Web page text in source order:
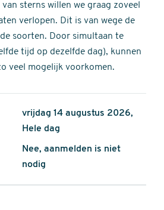
sterns willen we graag zoveel
verlopen. Dit is van wege de
soorten. Door simultaan te
tijd op dezelfde dag), kunnen
veel mogelijk voorkomen.
vrijdag 14 augustus 2026,
Hele dag
Nee, aanmelden is niet
nodig